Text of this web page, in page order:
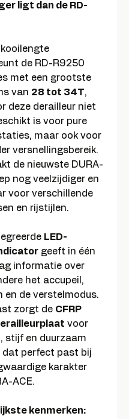
ligt dan de RD-
de RD-R9250
met een grootste
van 28 tot 34T,
deze derailleur niet
is voor pure
maar ook voor
versnellingsbereik.
de nieuwste DURA-
nog veelzijdiger en
voor verschillende
en rijstijlen.
LED-
geeft in één
informatie over
het accupeil,
en de verstelmodus.
zorgt de CFRP
voor
stijf en duurzaam
dat perfect past bij
karakter
ACE.
kenmerken: